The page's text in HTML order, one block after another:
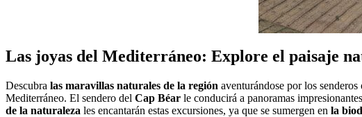
Las joyas del Mediterráneo: Explore el paisaje
Descubra las maravillas naturales de la región aventurándose por los
Mediterráneo. El sendero del Cap Béar le conducirá a panoramas
de la naturaleza les encantarán estas excursiones, ya que se sumergen en la